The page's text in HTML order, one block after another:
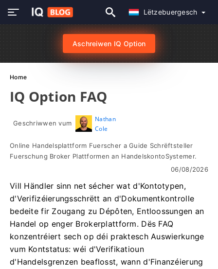
Lëtzebuergesch
Aschreiwen IQ Option
Home
IQ Option FAQ
Geschriwwen vum
Nathan
Cole
Online Handelsplattform Fuerscher a Guide Schrëftsteller
Fuerschung Broker Plattformen an HandelskontoSystemer.
06/08/2026
Vill Händler sinn net sécher wat d'Kontotypen,
d'Verifizéierungsschrëtt an d'Dokumentkontrolle
bedeite fir Zougang zu Dépôten, Entloossungen an
Handel op enger Brokerplattform. Dës FAQ
konzentréiert sech op déi praktesch Auswierkunge
vum Kontstatus: wéi d'Verifikatioun
d'Handelsgrenzen beaflosst, wann d'Finanzéierung